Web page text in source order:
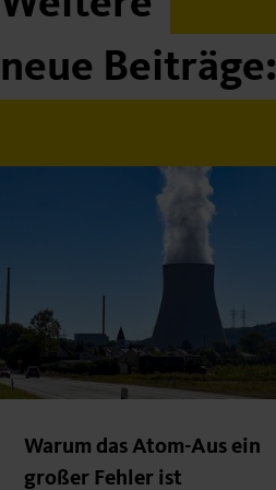
neue Beiträge:
Warum das Atom-Aus ein
großer Fehler ist